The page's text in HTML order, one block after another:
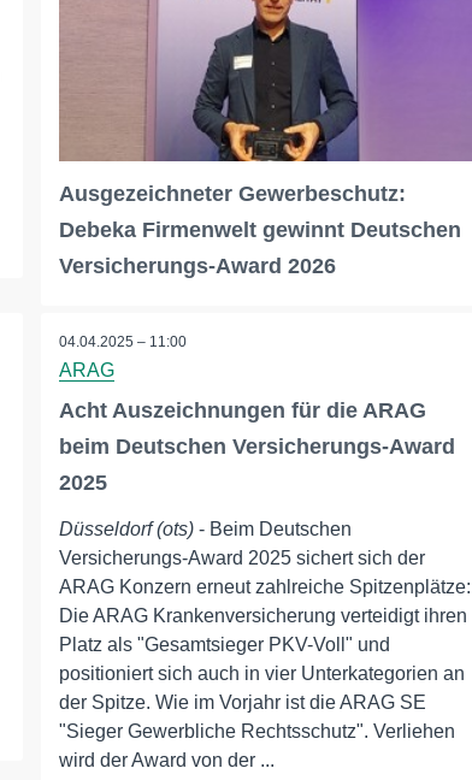
Ausgezeichneter Gewerbeschutz:
Debeka Firmenwelt gewinnt Deutschen
Versicherungs-Award 2026
04.04.2025 – 11:00
ARAG
Acht Auszeichnungen für die ARAG
beim Deutschen Versicherungs-Award
2025
Düsseldorf (ots)- Beim Deutschen
Versicherungs-Award 2025 sichert sich der
ARAG Konzern erneut zahlreiche Spitzenplätze:
Die ARAG Krankenversicherung verteidigt ihren
Platz als "Gesamtsieger PKV-Voll" und
positioniert sich auch in vier Unterkategorien an
der Spitze. Wie im Vorjahr ist die ARAG SE
"Sieger Gewerbliche Rechtsschutz". Verliehen
wird der Award von der ...